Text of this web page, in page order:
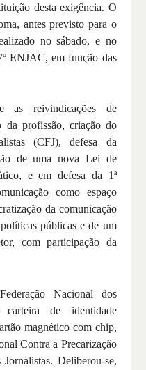
desta exigência. O
antes previsto para o
no sábado, e no
ENJAC, em função das
as reivindicações de
da profissão, criação do
(CFJ), defesa da
de uma nova Lei de
e em defesa da 1ª
como espaço
da comunicação
públicas e de um
com participação da
Nacional dos
de identidade
magnético com chip,
Contra a Precarização
Deliberou-se,